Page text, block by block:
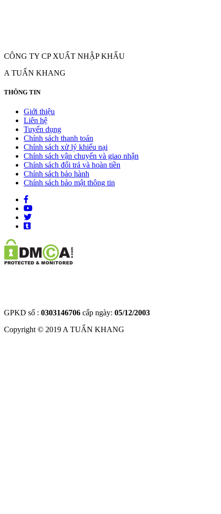
CÔNG TY CP XUẤT NHẬP KHẨU
A TUẤN KHANG
THÔNG TIN
Giới thiệu
Liên hệ
Tuyển dụng
Chính sách thanh toán
Chính sách xử lý khiếu nại
Chính sách vận chuyển và giao nhận
Chính sách đổi trả và hoàn tiền
Chính sách bảo hành
Chính sách bảo mật thông tin
GPKD số : 0303146706 cấp ngày: 05/12/2003
Copyright © 2019 A TUẤN KHANG